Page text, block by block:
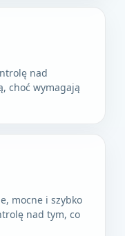
nad
choć wymagają
mocne i szybko
nad tym, co